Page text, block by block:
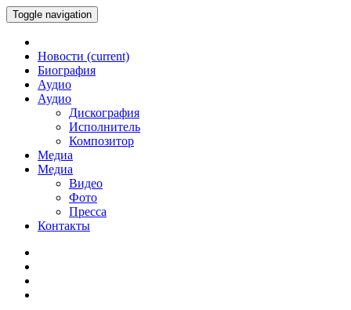
Toggle navigation
Новости (current)
Биография
Аудио
Аудио
Дискография
Исполнитель
Композитор
Медиа
Медиа
Видео
Фото
Пресса
Контакты